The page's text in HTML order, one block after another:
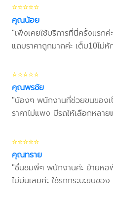
⭐⭐⭐⭐⭐
คุณน้อย
"เพิ่งเคยใช้บริการที่นี่ครั้งแรกค่
แถมราคาถูกมากค่ะ เต็ม10ไม่หั
⭐⭐⭐⭐⭐
คุณพรชัย
"น้องๆ พนักงานที่ช่วยขนของเ
ราคาไม่แพง มีรถให้เลือกหลา
⭐⭐⭐⭐⭐
คุณทราย
"ชื่นชมพี่ๆ พนักงานค่ะ ย้ายห
ไม่บ่นเลยค่ะ ใช้รถกระบะขนขอ